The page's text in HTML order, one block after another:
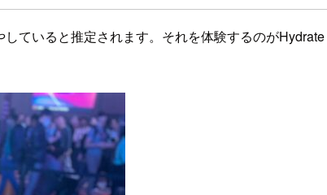
ていると推定されます。それを体験するのが